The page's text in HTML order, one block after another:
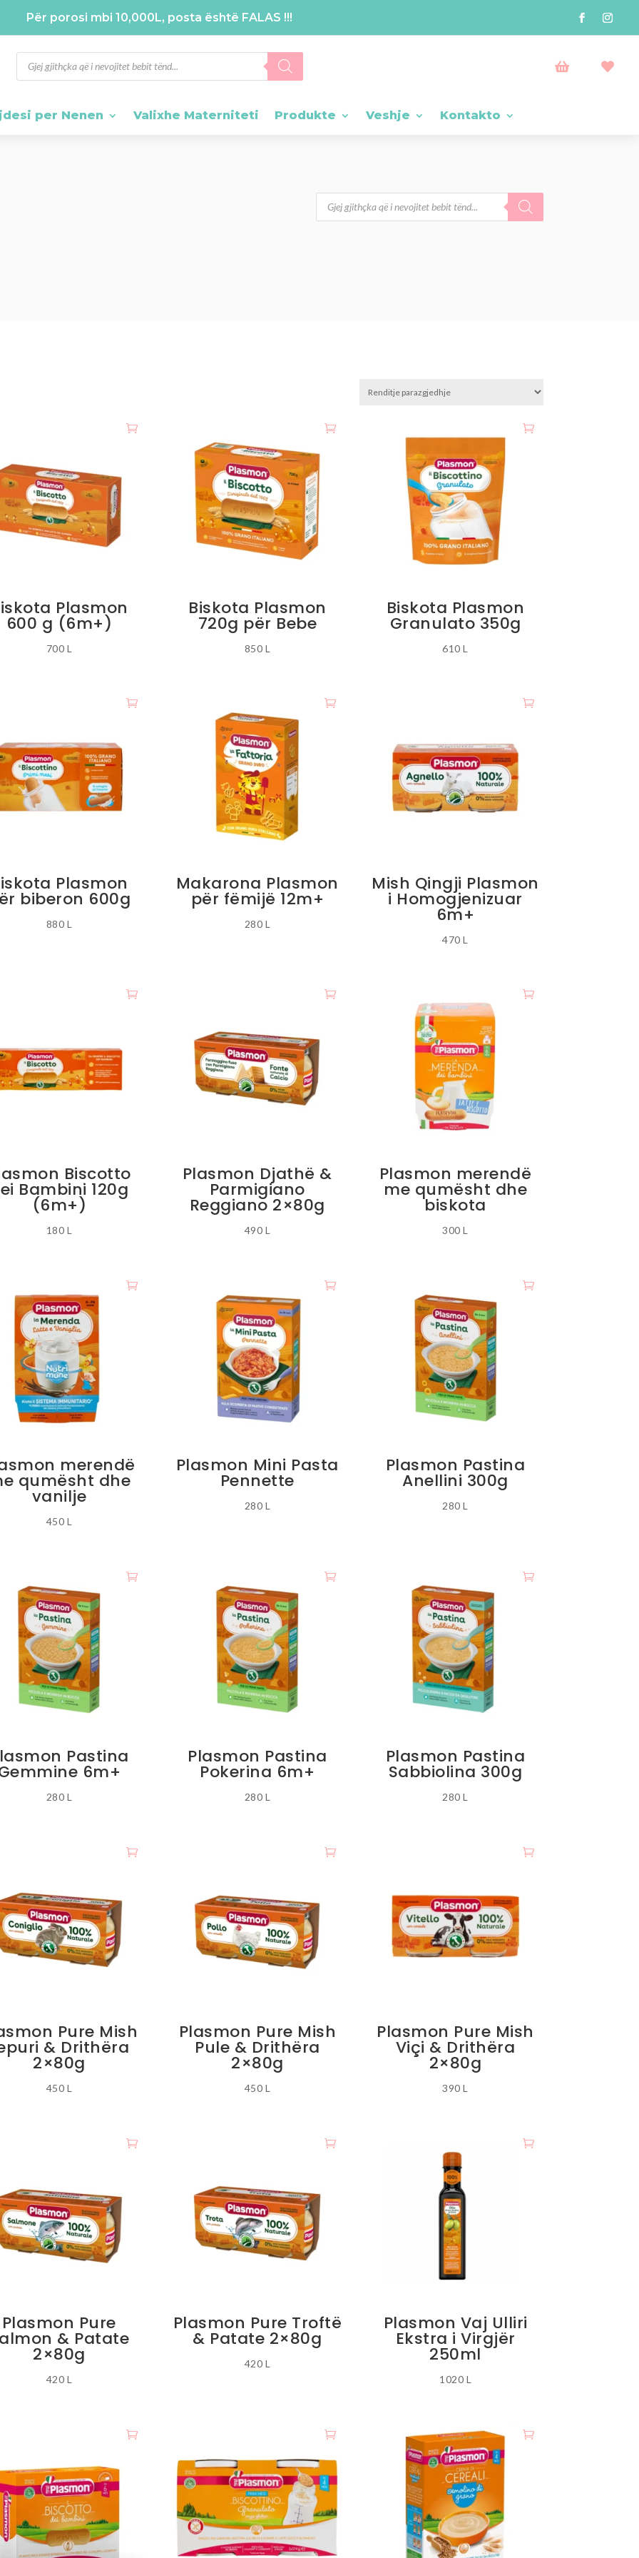
Për porosi mbi 10,000L, posta është FALAS !!!
Products
search
 
per Nenen Valixhe Materniteti Produkte Veshje Kontakto
Products
search
Plasmon
600 g (6m+)
700 L
Biskota Plasmon
720g për Bebe
850 L
Biskota Plasmon
Granulato 350g
610L
Plasmon
biberon 600g
880 L
Makarona Plasmon
për fëmijë 12m+
280 L
Mish Qingji Plasmon
i Homogjenizuar
6m+
470L
Biscotto
Bambini 120g
(6m+)
180 L
Plasmon Djathë &
Parmigiano
Reggiano 2×80g
490 L
Plasmon merendë
me qumësht dhe
biskota
300L
merendë
qumësht dhe
vanilje
450 L
Plasmon Mini Pasta
Pennette
280 L
Plasmon Pastina
Anellini 300g
280L
Pastina
6m+
280 L
Plasmon Pastina
Pokerina 6m+
280 L
Plasmon Pastina
Sabbiolina 300g
280L
Pure Mish
& Drithëra
2×80g
450 L
Plasmon Pure Mish
Pule & Drithëra
2×80g
450 L
Plasmon Pure Mish
Viçi & Drithëra
2×80g
390L
Plasmon Pure
& Patate
2×80g
420 L
Plasmon Pure Troftë
& Patate 2×80g
420 L
Plasmon Vaj Ulliri
Ekstra i Virgjër
250ml
1020 L